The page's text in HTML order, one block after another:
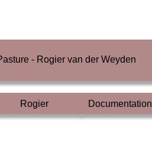
- Rogier van der Weyden
Rogier Documentation